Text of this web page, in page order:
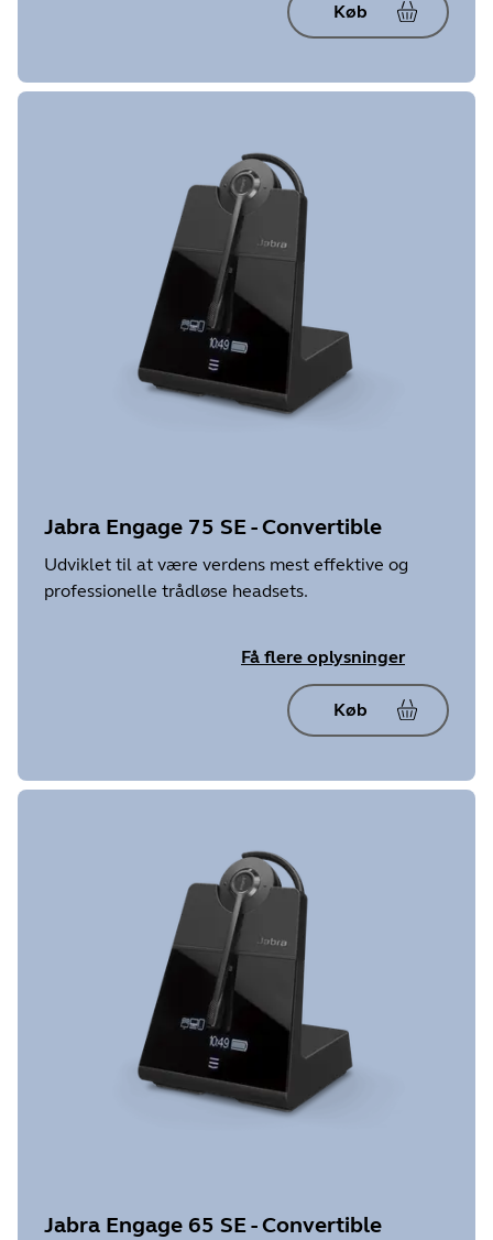
Køb
Jabra Engage 75 SE - Convertible
Udviklet til at være verdens mest effektive og
professionelle trådløse headsets.
Få flere oplysninger
Køb
Jabra Engage 65 SE - Convertible